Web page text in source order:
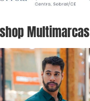
Multimarcas